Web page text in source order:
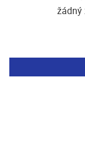
žádný